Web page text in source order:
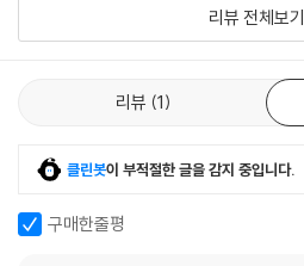
리뷰 전체보기
리뷰 1
클린봇이 부적절한 글을 감지 중입니다.
구매한줄평